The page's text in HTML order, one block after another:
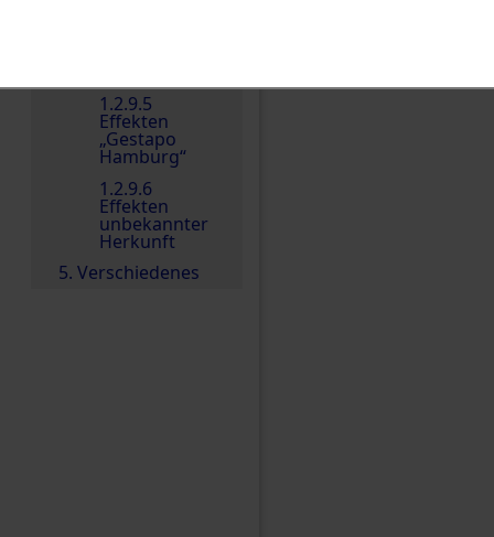
1.2.9.5
Effekten
„Gestapo
Hamburg“
1.2.9.6
Effekten
unbekannter
Herkunft
5. Verschiedenes